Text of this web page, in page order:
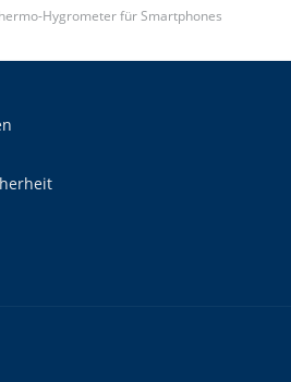
Hygrometer für Smartphones